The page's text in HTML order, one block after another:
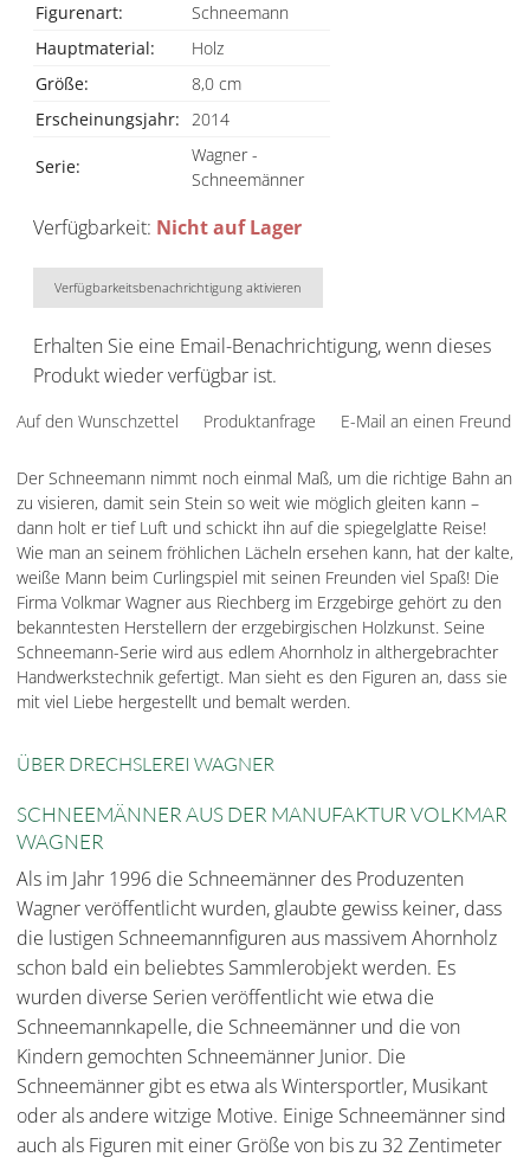
Figurenart:
Schneemann
Hauptmaterial:
Holz
Größe:
8,0 cm
Erscheinungsjahr: 2014
Serie:
Wagner -
Schneemänner
Verfügbarkeit: Nicht auf Lager
Verfügbarkeitsbenachrichtigung aktivieren
Erhalten Sie eine Email-Benachrichtigung, wenn dieses
Produkt wieder verfügbar ist.
Auf den Wunschzettel Produktanfrage E-Mail an einen Freund
Der Schneemann nimmt noch einmal Maß, um die richtige Bahn an
zu visieren, damit sein Stein so weit wie möglich gleiten kann –
dann holt er tief Luft und schickt ihn auf die spiegelglatte Reise!
Wie man an seinem fröhlichen Lächeln ersehen kann, hat der kalte,
weiße Mann beim Curlingspiel mit seinen Freunden viel Spaß! Die
Firma Volkmar Wagner aus Riechberg im Erzgebirge gehört zu den
bekanntesten Herstellern der erzgebirgischen Holzkunst. Seine
Schneemann-Serie wird aus edlem Ahornholz in althergebrachter
Handwerkstechnik gefertigt. Man sieht es den Figuren an, dass sie
mit viel Liebe hergestellt und bemalt werden.
ÜBER DRECHSLEREI WAGNER
SCHNEEMÄNNER AUS DER MANUFAKTUR VOLKMAR
WAGNER
Als im Jahr 1996 die Schneemänner des Produzenten
Wagner veröffentlicht wurden, glaubte gewiss keiner, dass
die lustigen Schneemannfiguren aus massivem Ahornholz
schon bald ein beliebtes Sammlerobjekt werden. Es
wurden diverse Serien veröffentlicht wie etwa die
Schneemannkapelle, die Schneemänner und die von
Kindern gemochten Schneemänner Junior. Die
Schneemänner gibt es etwa als Wintersportler, Musikant
oder als andere witzige Motive. Einige Schneemänner sind
auch als Figuren mit einer Größe von bis zu 32 Zentimeter